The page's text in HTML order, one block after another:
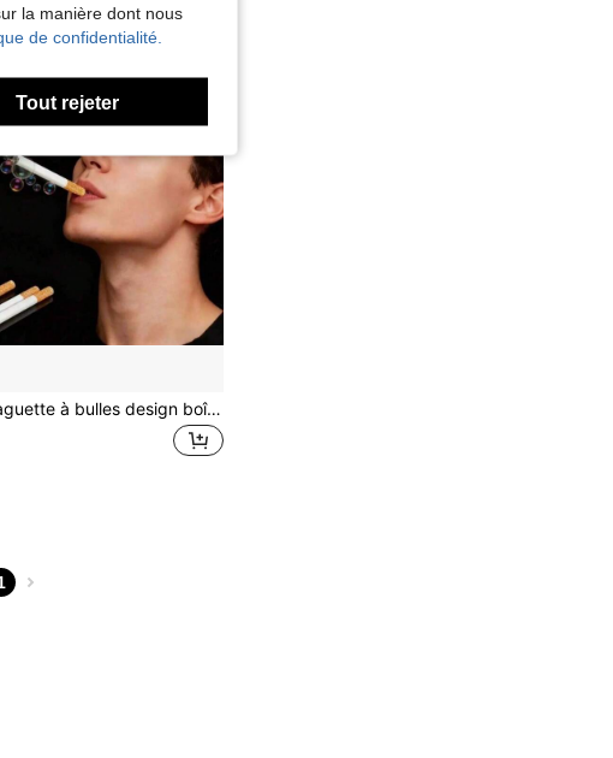
1 Set Baguette à bulles design boîte de cigarettes amusante, jouet à bulles léger et portable, sans solution à bulles, jouet anti-stress pour adultes, convient pour le bureau et la maison - Cadeau boîte de cigarettes
la manière dont nous
de confidentialité.
Tout rejeter